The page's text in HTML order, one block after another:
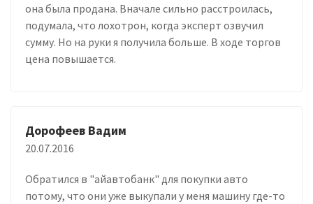
она была продана. Вначале сильно расстроилась,
подумала, что лохотрон, когда эксперт озвучил
сумму. Но на руки я получила больше. В ходе торгов
цена повышается.
Дорофеев Вадим
20.07.2016
Обратился в "айавтобанк" для покупки авто
потому, что они уже выкупали у меня машину где-то